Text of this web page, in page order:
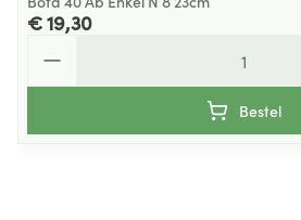
€ 19,30
Bestel